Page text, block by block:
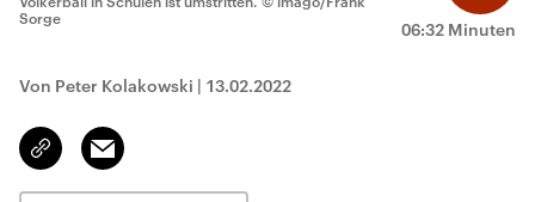
06:32 Minuten
Sorge
Von Peter Kolakowski | 13.02.2022
Link
kopieren/teilen
Email